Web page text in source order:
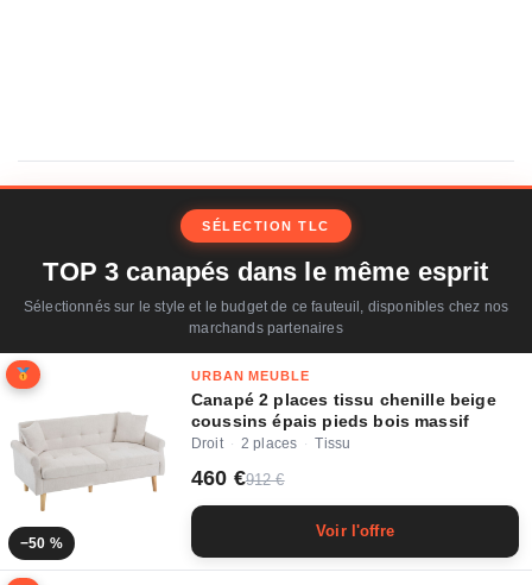
SÉLECTION TLC
TOP 3 canapés dans le même esprit
Sélectionnés sur le style et le budget de ce fauteuil, disponibles chez nos
marchands partenaires
−50 %
URBAN MEUBLE
Canapé 2 places tissu chenille beige
coussins épais pieds bois massif
Droit · 2 places · Tissu
460 €912 €
Voir l'offre